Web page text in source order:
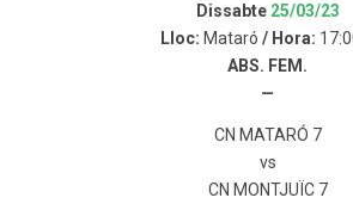
Dissabte 25/03/23
Lloc: Mataró / Hora:
ABS. FEM.
—
CN MATARÓ 7
vs
CN MONTJUÏC 7